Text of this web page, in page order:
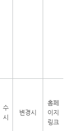
수
시
변경시
홈페
이지
링크